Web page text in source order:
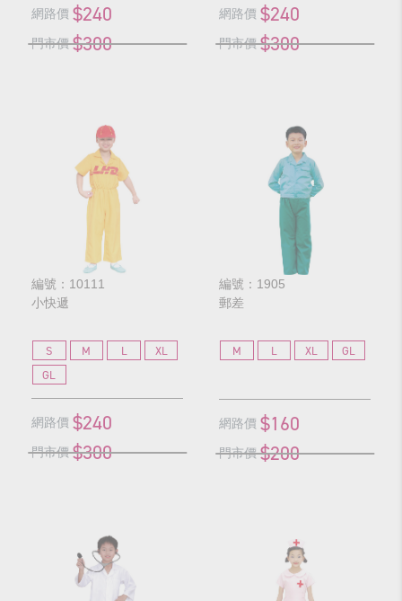
網路價 $240
門市價 $300
網路價 $240
門市價 $300
編號：10111
小快遞
S M L
XL
GL
網路價 $240
門市價 $300
編號：1905
郵差
M L XL GL
網路價 $160
門市價 $200